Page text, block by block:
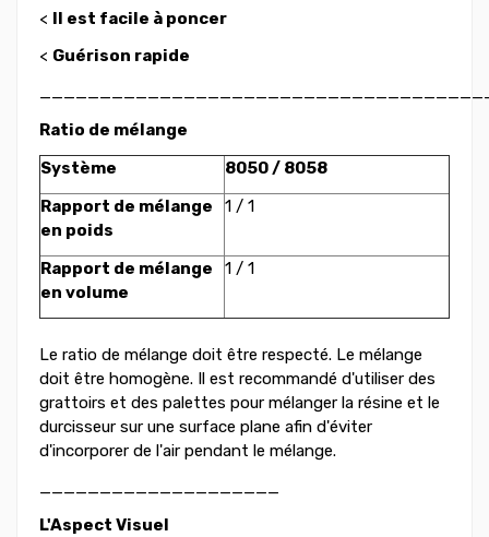
< Il est facile à poncer
< Guérison rapide
Ratio de mélange
Système
8050 / 8058
Rapport de mélange
en poids
1 / 1
Rapport de mélange
en volume
1 / 1
Le ratio de mélange doit être respecté. Le mélange
doit être homogène. Il est recommandé d'utiliser des
grattoirs et des palettes pour mélanger la résine et le
durcisseur sur une surface plane afin d'éviter
d'incorporer de l'air pendant le mélange.
____________________
L'Aspect Visuel